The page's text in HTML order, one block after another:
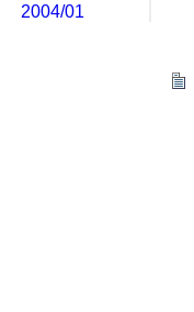
2004/01